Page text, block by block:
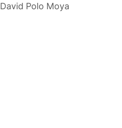
David Polo Moya